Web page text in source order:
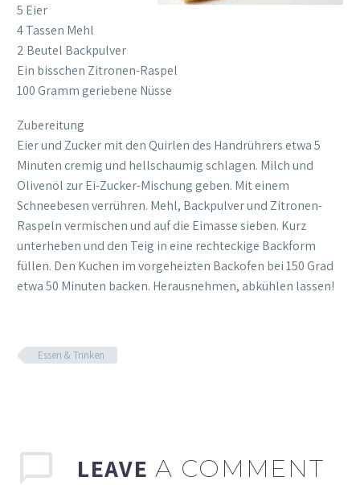
5 Eier
4 Tassen Mehl
2 Beutel Backpulver
Ein bisschen Zitronen-Raspel
100 Gramm geriebene Nüsse
Zubereitung
Eier und Zucker mit den Quirlen des Handrührers etwa 5
Minuten cremig und hellschaumig schlagen. Milch und
Olivenöl zur Ei-Zucker-Mischung geben. Mit einem
Schneebesen verrühren. Mehl, Backpulver und Zitronen-
Raspeln vermischen und auf die Eimasse sieben. Kurz
unterheben und den Teig in eine rechteckige Backform
füllen. Den Kuchen im vorgeheizten Backofen bei 150 Grad
etwa 50 Minuten backen. Herausnehmen, abkühlen lassen!
Essen & Trinken
LEAVE A COMMENT